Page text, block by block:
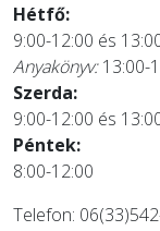
Hétfő:
9:00-12:00 és
Anyakönyv:13:00-
Szerda:
9:00-12:00 és
Péntek:
8:00-12:00
Telefon: